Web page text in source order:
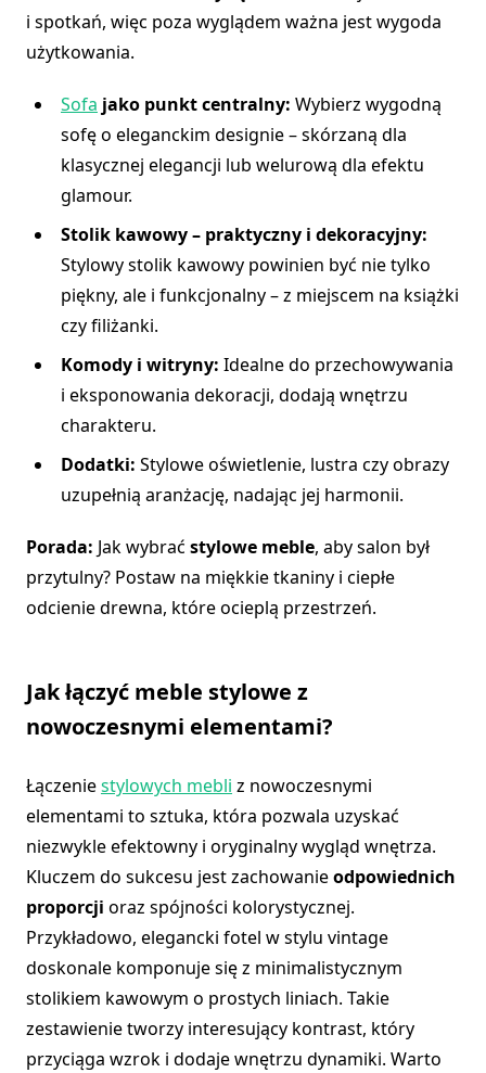
i spotkań, więc poza wyglądem ważna jest wygoda
użytkowania.
Sofa jako punkt centralny: Wybierz wygodną
sofę o eleganckim designie – skórzaną dla
klasycznej elegancji lub welurową dla efektu
glamour.
Stolik kawowy – praktyczny i dekoracyjny:
Stylowy stolik kawowy powinien być nie tylko
piękny, ale i funkcjonalny – z miejscem na książki
czy filiżanki.
Komody i witryny: Idealne do przechowywania
i eksponowania dekoracji, dodają wnętrzu
charakteru.
Dodatki: Stylowe oświetlenie, lustra czy obrazy
uzupełnią aranżację, nadając jej harmonii.
Porada: Jak wybrać stylowe meble, aby salon był
przytulny? Postaw na miękkie tkaniny i ciepłe
odcienie drewna, które ocieplą przestrzeń.
Jak łączyć meble stylowe z
nowoczesnymi elementami?
Łączeniestylowych mebli z nowoczesnymi
elementami to sztuka, która pozwala uzyskać
niezwykle efektowny i oryginalny wygląd wnętrza.
Kluczem do sukcesu jest zachowanieodpowiednich
proporcji oraz spójności kolorystycznej.
Przykładowo, elegancki fotel w stylu vintage
doskonale komponuje się z minimalistycznym
stolikiem kawowym o prostych liniach. Takie
zestawienie tworzy interesujący kontrast, który
przyciąga wzrok i dodaje wnętrzu dynamiki. Warto